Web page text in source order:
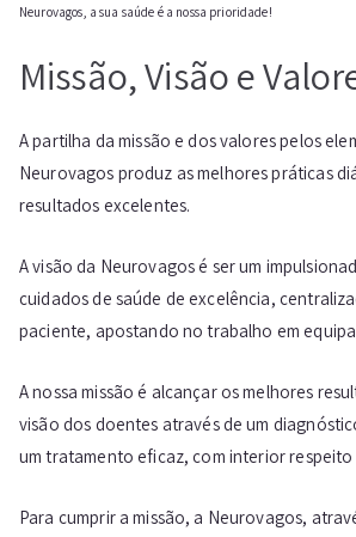
Neurovagos, a sua saúde é a nossa prioridade!
Missão, Visão e
A partilha da missão e dos valores pelos
Neurovagos produz as melhores práticas
resultados excelentes.
A visão da Neurovagos é ser um
cuidados de saúde de excelência,
paciente, apostando no trabalho em
A nossa missão é alcançar os melhores
visão dos doentes através de um
um tratamento eficaz, com interior
Para cumprir a missão, a Neurovagos,